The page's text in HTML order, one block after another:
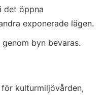
det öppna
exponerade lägen.
byn bevaras.
kulturmiljövården,